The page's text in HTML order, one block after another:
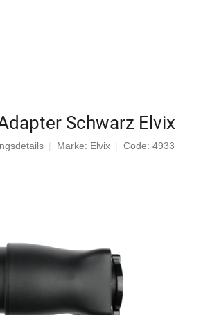
Schwarz Elvix
Marke: Elvix Code: 4933